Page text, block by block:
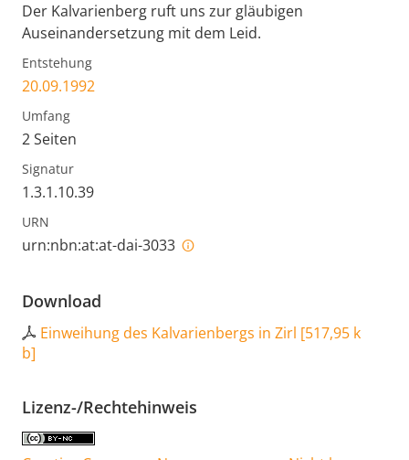
Der Kalvarienberg ruft uns zur gläubigen
Auseinandersetzung mit dem Leid.
Entstehung
20.09.1992
Umfang
2 Seiten
Signatur
1.3.1.10.39
URN
urn:nbn:at:at-dai-3033
Download
Einweihung des Kalvarienbergs in Zirl [517,95 k
b]
Lizenz-/Rechtehinweis